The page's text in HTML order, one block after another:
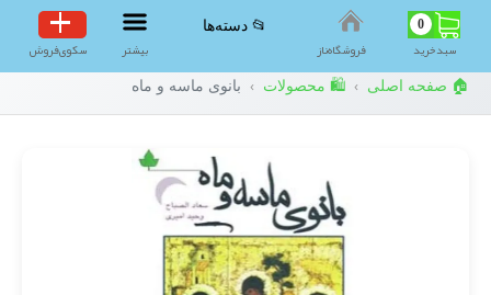
0
سبد‌خرید فروشگاه‌ناز
📂 دسته‌ها
بیشتر سکوی‌فروش
🏠 صفحه اصلی › 🛍️ محصولات › بانوی ماسه و ماه